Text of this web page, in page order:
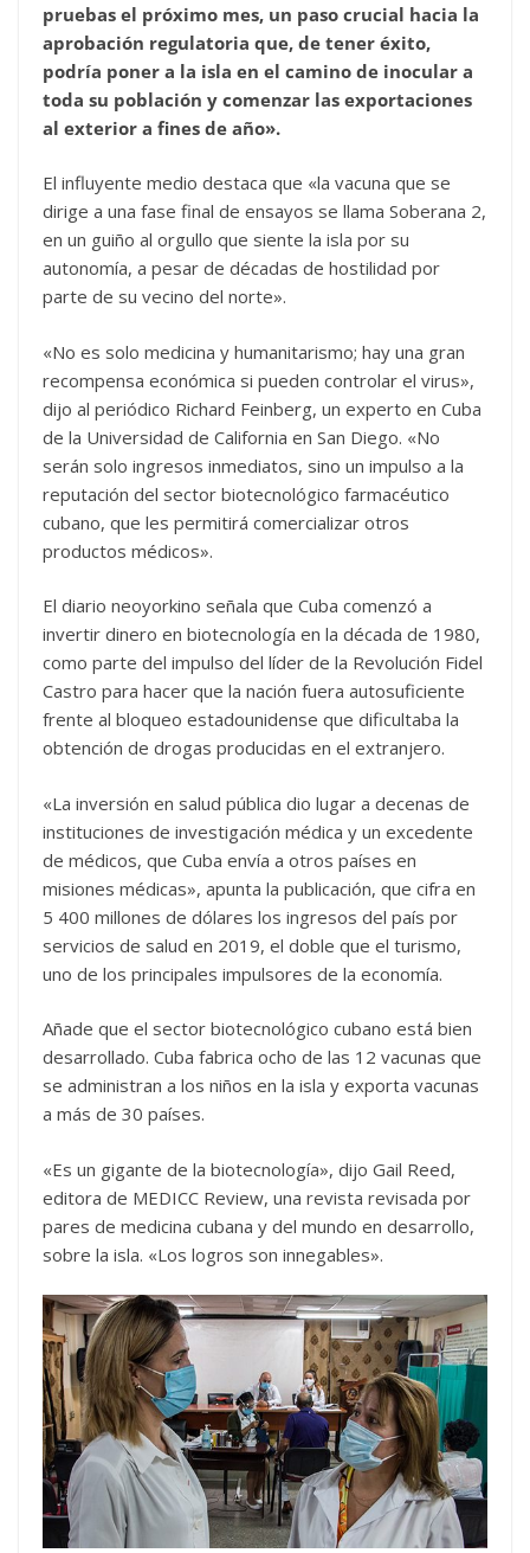
pruebas el próximo mes, un paso crucial hacia la
aprobación regulatoria que, de tener éxito,
podría poner a la isla en el camino de inocular a
toda su población y comenzar las exportaciones
al exterior a fines de año».
El influyente medio destaca que «la vacuna que se
dirige a una fase final de ensayos se llama Soberana 2,
en un guiño al orgullo que siente la isla por su
autonomía, a pesar de décadas de hostilidad por
parte de su vecino del norte».
«No es solo medicina y humanitarismo; hay una gran
recompensa económica si pueden controlar el virus»,
dijo al periódico Richard Feinberg, un experto en Cuba
de la Universidad de California en San Diego. «No
serán solo ingresos inmediatos, sino un impulso a la
reputación del sector biotecnológico farmacéutico
cubano, que les permitirá comercializar otros
productos médicos».
El diario neoyorkino señala que Cuba comenzó a
invertir dinero en biotecnología en la década de 1980,
como parte del impulso del líder de la Revolución Fidel
Castro para hacer que la nación fuera autosuficiente
frente al bloqueo estadounidense que dificultaba la
obtención de drogas producidas en el extranjero.
«La inversión en salud pública dio lugar a decenas de
instituciones de investigación médica y un excedente
de médicos, que Cuba envía a otros países en
misiones médicas», apunta la publicación, que cifra en
5 400 millones de dólares los ingresos del país por
servicios de salud en 2019, el doble que el turismo,
uno de los principales impulsores de la economía.
Añade que el sector biotecnológico cubano está bien
desarrollado. Cuba fabrica ocho de las 12 vacunas que
se administran a los niños en la isla y exporta vacunas
a más de 30 países.
«Es un gigante de la biotecnología», dijo Gail Reed,
editora de MEDICC Review, una revista revisada por
pares de medicina cubana y del mundo en desarrollo,
sobre la isla. «Los logros son innegables».